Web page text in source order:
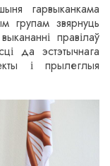
гарвыканкама
групам звярнуць
правілаў
да эстэтычнага
і прылеглыя